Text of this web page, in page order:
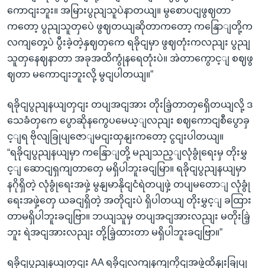
ကောငျးဘူး။ အမြားပွညျသူပဲနာတယျ။ မွစောပငျဖွဈတာ
ကတော့ ပွညျသူတှပေဲ ဖွဈတယျဆိုတာကတော့ ကနြောျတို့က
လကျတှေ့ပဲ ပွီးခဲ့တဲ့နှဈတှကေ ရခိုငျမှာ ဖွဈတုံးကလညျး ပွညျ
သူတှနေဈနာတာ အခုအထိကွုံနရေတုံးပဲ။ အဲတာကွောင့ျ စဈဖွ
ဈတာ မကောငျးဘူးလို့ မွငျပါတယျ။”
ရခိုငျပွညျနယျတှငျး တပျအငျအား တိုးခြဲ့တာတှရှေိတယျလို့ ဒ
သေခံတှကေ ပွောဆိုနကွေပမေယ့ျလညျး စဈကောငျစီပွောခှ
င့ျရ ဗိုလျခြုပျဇောျမငျးထှနျးကတော့ ငွငျးပါတယျ။
“ရခိုငျပွညျနယျမှာ ကနြောျတို့ မညျသည့ျလုံခွုံရေးမှ တိုးမွှ
င့ျ ဆောငျရှကျတာတှေ မရှိပါဘူးခငျမြာ။ ရခိုငျပွညျနယျမှာ
နဂိုရှိတဲ့ လုံခွုံရေးအဖှဲ့ မွနျမာနိုငျငံရဲတပျဖှဲ့ တပျမတောျ လုံခွုံ
ရေးအဖှဲ့တှေ ယခငျရှိတဲ့ အတိုငျးပဲ ရှိပါတယျ တိုးမွှင့ျ ခထြား
တာမရှိပါဘူးခငျဗြာ။ ဘယျသူမှ တပျအငျအားလညျး မတိုးခြဲ့
ဘူး ရဲအငျအားလညျး တို့ခြဲ့ထားတာ မရှိပါဘူးခငျဗြာ။”
ရခိုငျပွညျနယျတှငျး AA ရခိုငျလကျနကျကိုငျအဖှဲ့ထိနျးခြုပျ